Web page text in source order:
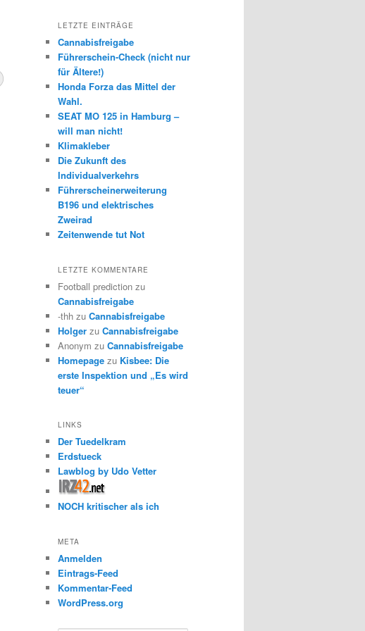
LETZTE EINTRÄGE
Cannabisfreigabe
Führerschein-Check (nicht nur
für Ältere!)
Honda Forza das Mittel der
Wahl.
SEAT MO 125 in Hamburg –
will man nicht!
Klimakleber
Die Zukunft des
Individualverkehrs
Führerscheinerweiterung
B196 und elektrisches
Zweirad
Zeitenwende tut Not
LETZTE KOMMENTARE
Football prediction zu
Cannabisfreigabe
-thh zu Cannabisfreigabe
Holger zu Cannabisfreigabe
Anonym zu Cannabisfreigabe
Homepage zu Kisbee: Die
erste Inspektion und „Es wird
teuer“
LINKS
Der Tuedelkram
Erdstueck
Lawblog by Udo Vetter
NOCH kritischer als ich
META
Anmelden
Eintrags-Feed
Kommentar-Feed
WordPress.org